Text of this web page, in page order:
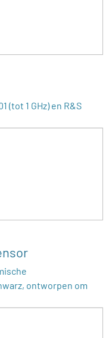
(tot 1 GHz) en R&S
ontworpen om